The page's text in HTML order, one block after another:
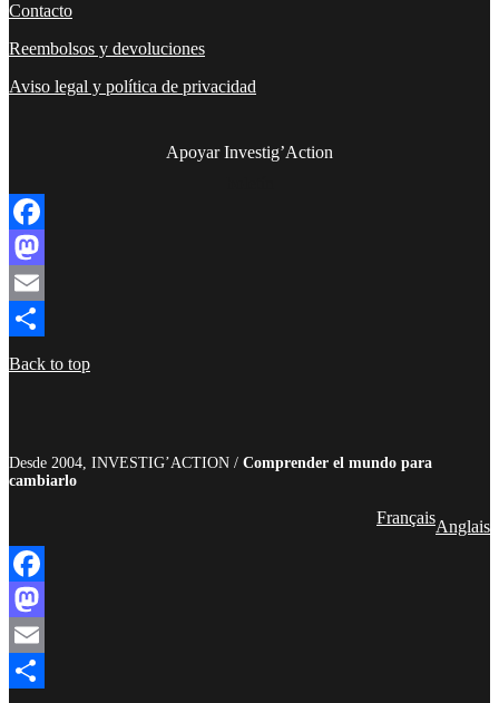
Contacto
Reembolsos y devoluciones
Aviso legal y política de privacidad
Apoyar Investig’Action
Facebook
Mastodon
Email
Compartir
Back to top
Desde 2004, INVESTIG’ACTION / Comprender el mundo para
cambiarlo
FrançaisAnglais
Facebook
Mastodon
Email